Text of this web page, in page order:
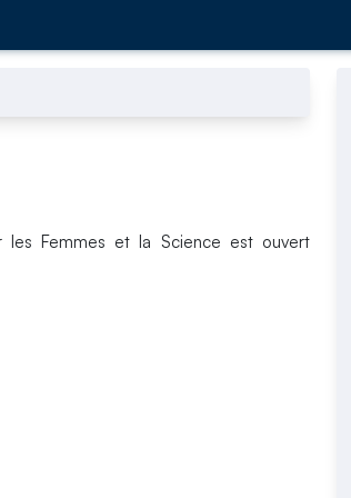
les Femmes et la Science est ouvert